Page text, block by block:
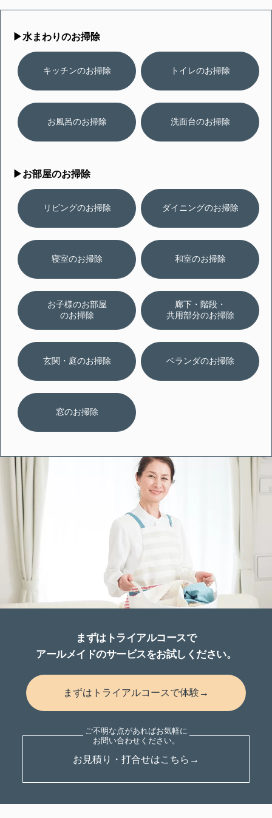
▶︎水まわりのお掃除
キッチンのお掃除 トイレのお掃除
お風呂のお掃除 洗面台のお掃除
▶︎お部屋のお掃除
リビングのお掃除 ダイニングのお掃除
寝室のお掃除 和室のお掃除
お子様のお部屋
のお掃除
廊下・階段・
共用部分のお掃除
玄関・庭のお掃除 ベランダのお掃除
窓のお掃除
まずはトライアルコースで
アールメイドのサービスをお試しください。
まずはトライアルコースで体験→
お見積り・打合せはこちら→